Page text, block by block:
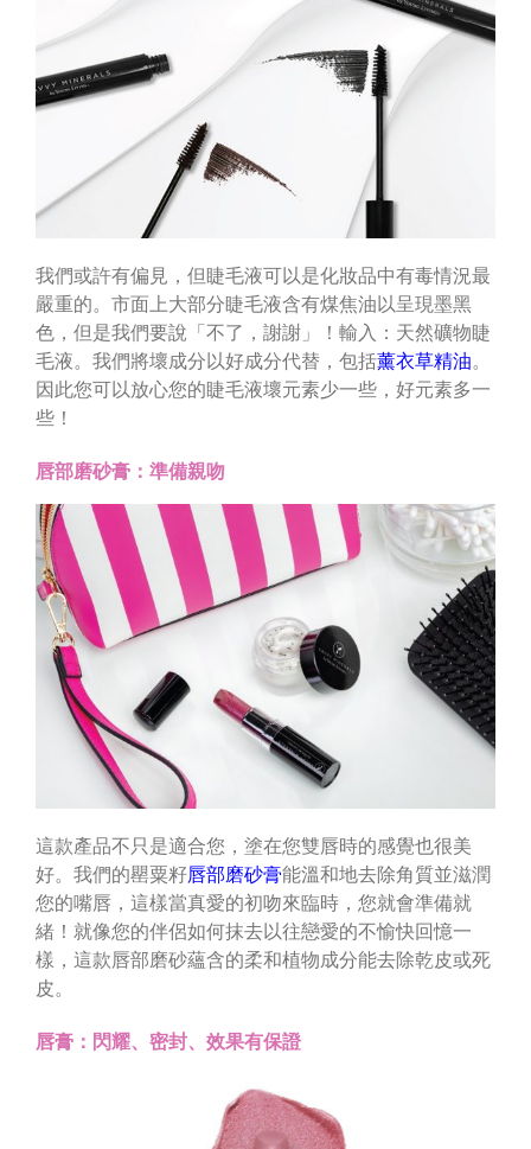
我們或許有偏見，但睫毛液可以是化妝品中有毒情況最
嚴重的。市面上大部分睫毛液含有煤焦油以呈現墨黑
色，但是我們要說「不了，謝謝」！輸入：天然礦物睫
毛液。我們將壞成分以好成分代替，包括薰衣草精油。
因此您可以放心您的睫毛液壞元素少一些，好元素多一
些！
唇部磨砂膏：準備親吻
這款產品不只是適合您，塗在您雙唇時的感覺也很美
好。我們的罌粟籽唇部磨砂膏能溫和地去除角質並滋潤
您的嘴唇，這樣當真愛的初吻來臨時，您就會準備就
緒！就像您的伴侶如何抹去以往戀愛的不愉快回憶一
樣，這款唇部磨砂蘊含的柔和植物成分能去除乾皮或死
皮。
唇膏：閃耀、密封、效果有保證